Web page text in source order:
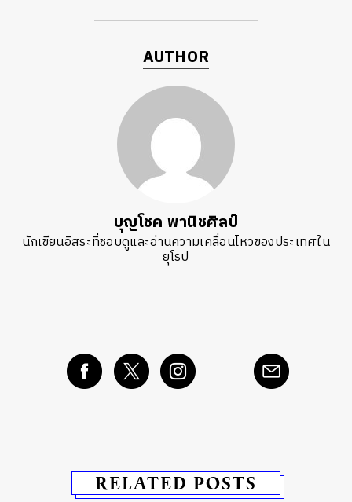
AUTHOR
บุญโชค พานิชศิลป์
นักเขียนอิสระที่ชอบดูและอ่านความเคลื่อนไหวของประเทศใน
ยุโรป
RELATED POSTS